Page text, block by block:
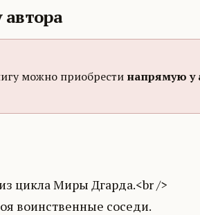
можно приобрести напрямую у
цикла Миры Дгарда.<br />
воинственные соседи.